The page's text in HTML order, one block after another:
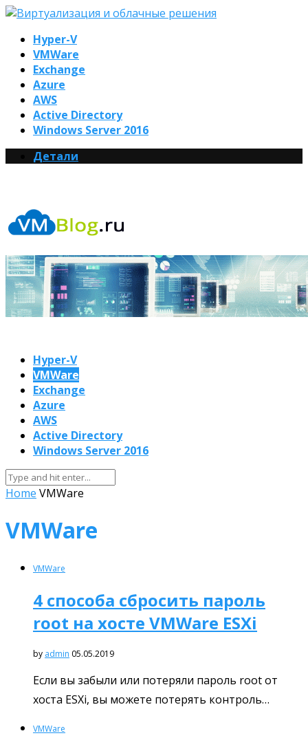
Hyper-V
VMWare
Exchange
Azure
AWS
Active Directory
Windows Server 2016
Детали
Hyper-V
VMWare
Exchange
Azure
AWS
Active Directory
Windows Server 2016
Home VMWare
VMWare
VMWare
4 способа сбросить пароль
root на хосте VMWare ESXi
by admin 05.05.2019
Если вы забыли или потеряли пароль root от
хоста ESXi, вы можете потерять контроль…
VMWare